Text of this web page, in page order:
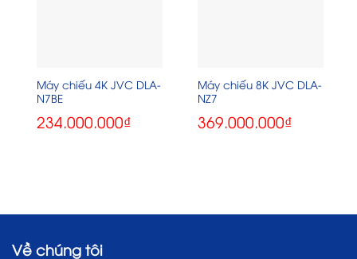
Máy chiếu 4K JVC DLA-
N7BE
234.000.000₫
Máy chiếu 8K JVC DLA-
NZ7
369.000.000₫
Về chúng tôi